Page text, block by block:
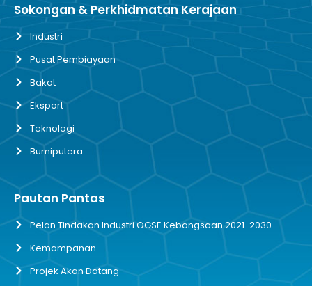
Sokongan & Perkhidmatan Kerajaan
Industri
Pusat Pembiayaan
Bakat
Eksport
Teknologi
Bumiputera
Pautan Pantas
Pelan Tindakan Industri OGSE Kebangsaan 2021-2030
Kemampanan
Projek Akan Datang